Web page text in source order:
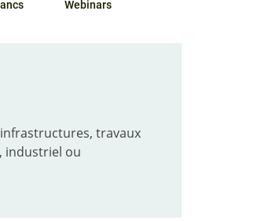
Webinars
travaux
industriel ou